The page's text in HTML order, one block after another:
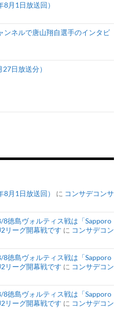
月1日放送回）
ンネルで唐山翔自選手のインタビ
日放送分）
月1日放送回） に コンサデコンサ
8徳島ヴォルティス戦は「Sapporo
リーグ開幕戦です に コンサデコン
8徳島ヴォルティス戦は「Sapporo
リーグ開幕戦です に コンサデコン
8徳島ヴォルティス戦は「Sapporo
リーグ開幕戦です に コンサデコン